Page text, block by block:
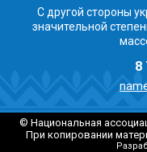
С другой стороны
значительной
8
© Национальная
При копировании